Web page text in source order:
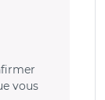
vous